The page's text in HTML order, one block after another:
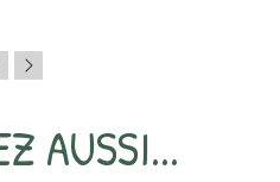
AUSSI...